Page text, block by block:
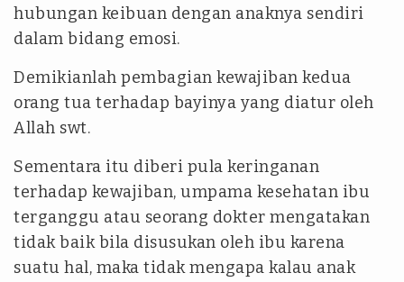
hubungan keibuan dengan anaknya sendiri
dalam bidang emosi.
Demikianlah pembagian kewajiban kedua
orang tua terhadap bayinya yang diatur oleh
Allah swt.
Sementara itu diberi pula keringanan
terhadap kewajiban, umpama kesehatan ibu
terganggu atau seorang dokter mengatakan
tidak baik bila disusukan oleh ibu karena
suatu hal, maka tidak mengapa kalau anak